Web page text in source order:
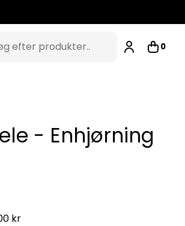
0
Tilføj til indkøbskurv
- Enhjørning
kr